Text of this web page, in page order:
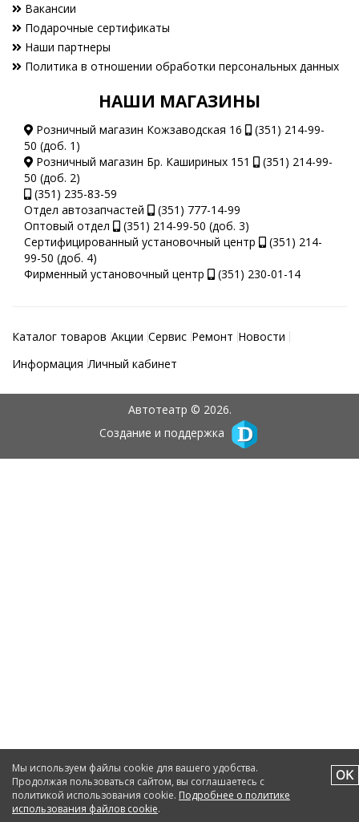
Вакансии
Подарочные сертификаты
Наши партнеры
Политика в отношении обработки персональных данных
НАШИ МАГАЗИНЫ
Розничный магазин Кожзаводская 16
(351) 214-99-
50 (доб. 1)
Розничный магазин Бр. Кашириных 151
(351) 214-99-
50 (доб. 2)
(351) 235-83-59
Отдел автозапчастей
(351) 777-14-99
Оптовый отдел
(351) 214-99-50 (доб. 3)
Сертифицированный установочный центр
(351) 214-
99-50 (доб. 4)
Фирменный установочный центр
(351) 230-01-14
Каталог товаров Акции Сервис Ремонт Новости
Информация Личный кабинет
Мы используем файлы cookie для вашего удобства.
Продолжая пользоваться сайтом, вы соглашаетесь с
политикой использования cookie. Подробнее о политике
использования файлов cookie.
Автотеатр © 2026.
Создание и поддержка